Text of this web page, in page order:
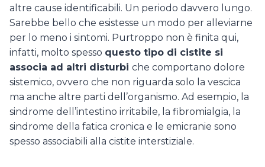
altre cause identificabili. Un periodo davvero lungo.
Sarebbe bello che esistesse un modo per alleviarne
per lo meno i sintomi. Purtroppo non è finita qui,
infatti, molto spesso questo tipo di cistite si
associa ad altri disturbi che comportano dolore
sistemico, ovvero che non riguarda solo la vescica
ma anche altre parti dell’organismo. Ad esempio, la
sindrome dell’intestino irritabile, la fibromialgia, la
sindrome della fatica cronica e le emicranie sono
spesso associabili alla cistite interstiziale.